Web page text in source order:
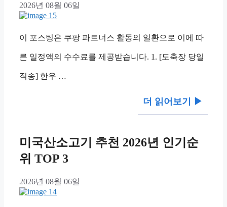
2026년 08월 06일
이 포스팅은 쿠팡 파트너스 활동의 일환으로 이에 따
른 일정액의 수수료를 제공받습니다. 1. [도축장 당일
직송] 한우 …
더 읽어보기 ▶︎
미국산소고기 추천 2026년 인기순
위 TOP 3
2026년 08월 06일